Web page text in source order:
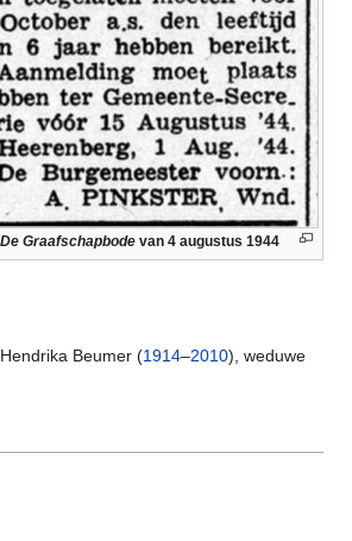
De Graafschapbode van 4 augustus 1944
Beumer (1914–2010), weduwe